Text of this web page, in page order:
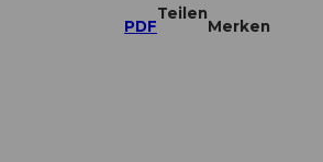
PDF
Teilen
Merken